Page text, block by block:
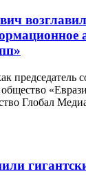
председатель
Глобал